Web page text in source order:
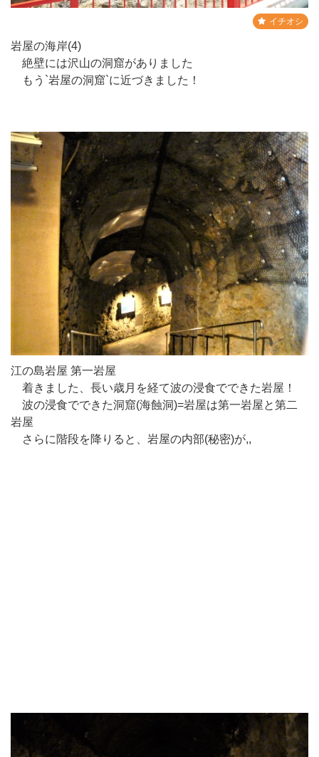
イチオシ
岩屋の海岸(4)
絶壁には沢山の洞窟がありました
もう`岩屋の洞窟`に近づきました！
江の島岩屋 第一岩屋
着きました、長い歳月を経て波の浸食でできた岩屋！
波の浸食でできた洞窟(海蝕洞)=岩屋は第一岩屋と第二
岩屋
さらに階段を降りると、岩屋の内部(秘密)が,,